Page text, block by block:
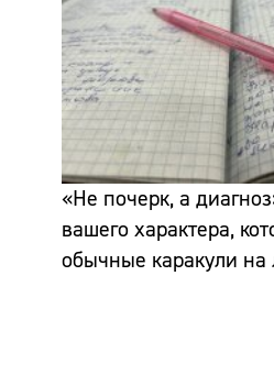
«Не почерк, а
вашего характера,
обычные каракули на